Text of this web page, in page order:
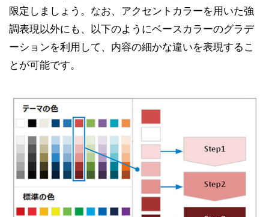
限定しましょう。なお、アクセントカラーを用いた強
調表現以外にも、以下のようにベースカラーのグラデ
ーションを利用して、内容の細かな違いを表現するこ
とが可能です。